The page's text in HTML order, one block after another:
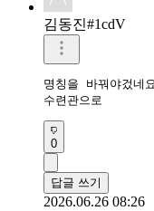
김동진#1cdV
명칭을 바꿔야겄네요
수련관으로
0
답글 쓰기
2026.06.26 08:26